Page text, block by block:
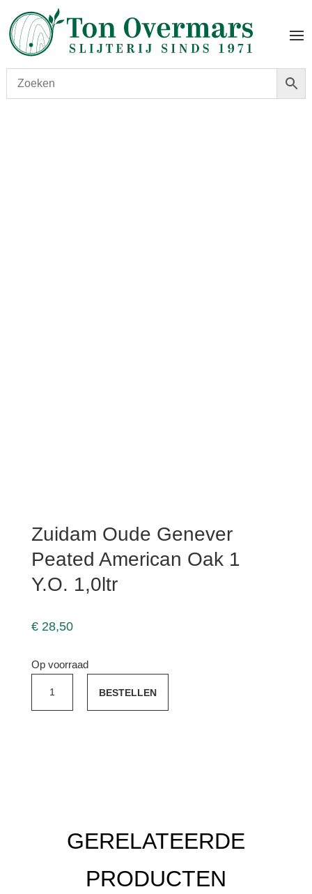
Zuidam Oude Genever
Peated American Oak 1
Y.O. 1,0ltr
€28,50
Op voorraad
Oude
BESTELLEN
GERELATEERDE
PRODUCTEN